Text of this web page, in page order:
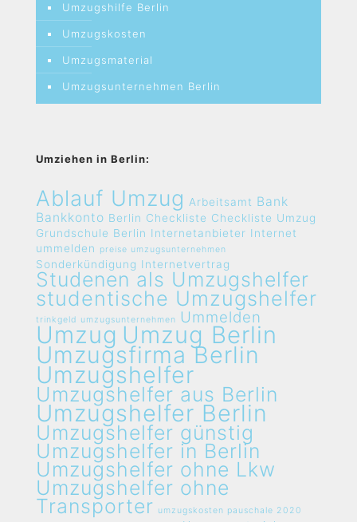
Umzugshilfe Berlin
Umzugskosten
Umzugsmaterial
Umzugsunternehmen Berlin
Umziehen in Berlin:
Ablauf Umzug Arbeitsamt Bank
Bankkonto Berlin Checkliste Checkliste Umzug
Grundschule Berlin Internetanbieter Internet
ummelden
preise umzugsunternehmen
Sonderkündigung Internetvertrag
Studenen als Umzugshelfer
studentische Umzugshelfer
trinkgeld umzugsunternehmen Ummelden
Umzug Umzug Berlin
Umzugsfirma Berlin
Umzugshelfer
Umzugshelfer aus Berlin
Umzugshelfer Berlin
Umzugshelfer günstig
Umzugshelfer in Berlin
Umzugshelfer ohne Lkw
Umzugshelfer ohne
Transporter umzugskosten pauschale 2020